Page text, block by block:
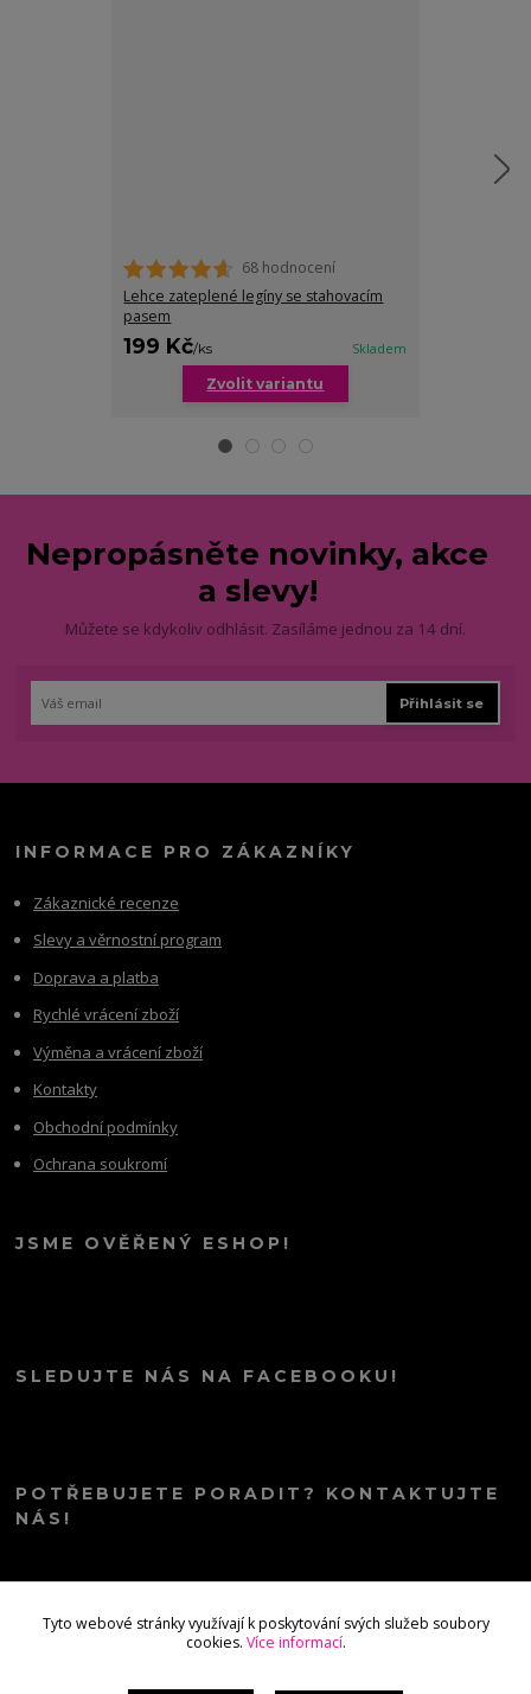
68 hodnocení
Lehce zateplené legíny se stahovacím
pasem
199 Kč/ks Skladem
Zvolit variantu
Nepropásněte novinky, akce
a slevy!
Můžete se kdykoliv odhlásit. Zasíláme jednou za 14 dní.
Přihlásit se
INFORMACE PRO ZÁKAZNÍKY
Zákaznické recenze
Slevy a věrnostní program
Doprava a platba
Rychlé vrácení zboží
Výměna a vrácení zboží
Kontakty
Obchodní podmínky
Ochrana soukromí
JSME OVĚŘENÝ ESHOP!
SLEDUJTE NÁS NA FACEBOOKU!
POTŘEBUJETE PORADIT? KONTAKTUJTE
NÁS!
Tyto webové stránky využívají k poskytování svých služeb soubory
cookies. Více informací.